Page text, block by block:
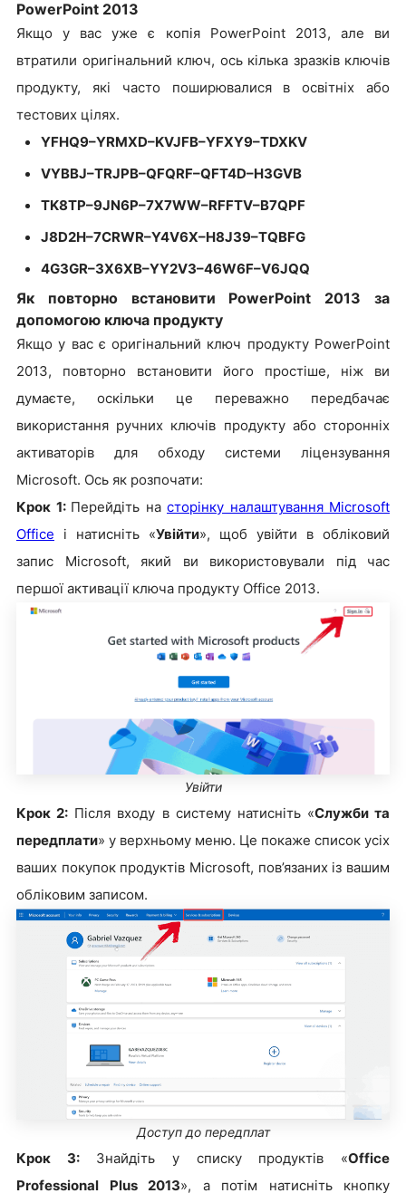
PowerPoint 2013
Якщо у вас уже є копія PowerPoint 2013, але ви
втратили оригінальний ключ, ось кілька зразків ключів
продукту, які часто поширювалися в освітніх або
тестових цілях.
YFHQ9–YRMXD–KVJFB–YFXY9–TDXKV
VYBBJ–TRJPB–QFQRF–QFT4D–H3GVB
TK8TP–9JN6P–7X7WW–RFFTV–B7QPF
J8D2H–7CRWR–Y4V6X–H8J39–TQBFG
4G3GR–3X6XB–YY2V3–46W6F–V6JQQ
Як повторно встановити PowerPoint 2013 за
допомогою ключа продукту
Якщо у вас є оригінальний ключ продукту PowerPoint
2013, повторно встановити його простіше, ніж ви
думаєте, оскільки це переважно передбачає
використання ручних ключів продукту або сторонніх
активаторів для обходу системи ліцензування
Microsoft. Ось як розпочати:
Крок 1: Перейдіть на сторінку налаштування Microsoft
Office і натисніть «Увійти», щоб увійти в обліковий
запис Microsoft, який ви використовували під час
першої активації ключа продукту Office 2013.
Увійти
Крок 2: Після входу в систему натисніть «Служби та
передплати» у верхньому меню. Це покаже список усіх
ваших покупок продуктів Microsoft, пов’язаних із вашим
обліковим записом.
Доступ до передплат
Крок 3:Знайдіть у списку продуктів «Office
Professional Plus 2013», а потім натисніть кнопку